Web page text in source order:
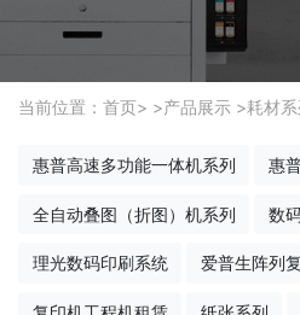
当前位置： 首页> >产品展示 >耗材
惠普高速多功能一体机系列 惠
全自动叠图（折图）机系列 数
理光数码印刷系统 爱普生阵列